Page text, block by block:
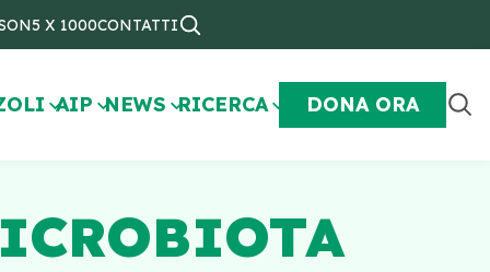
5 X 1000CONTATTI
AIP NEWS RICERCA DONA ORA